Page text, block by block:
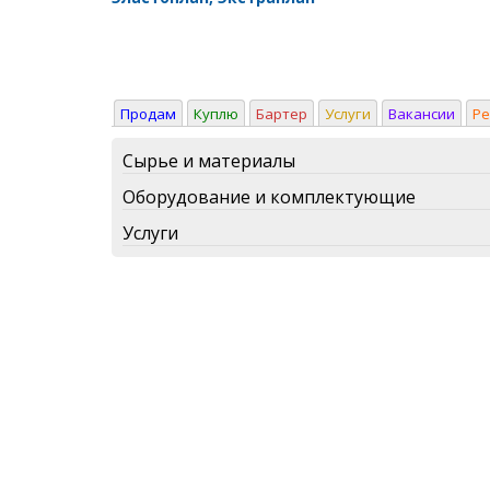
Продам Куплю Бартер Услуги Вакансии
Сырье и материалы
Оборудование и комплектующие
Услуги